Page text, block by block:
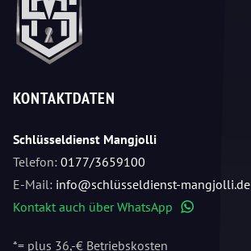
KONTAKTDATEN
Schlüsseldienst Mangjolli
Telefon: 0177/3659100
E-Mail: info@schlüsseldienst-mangjolli.de
Kontakt auch über WhatsApp
*= plus 36,-€ Betriebskosten